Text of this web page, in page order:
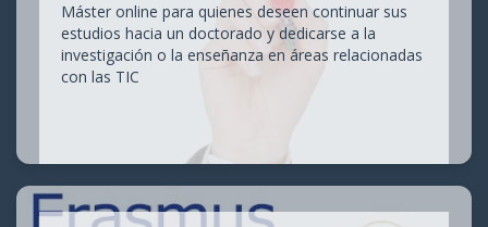
Máster online para quienes deseen continuar sus
estudios hacia un doctorado y dedicarse a la
investigación o la enseñanza en áreas relacionadas
con las TIC